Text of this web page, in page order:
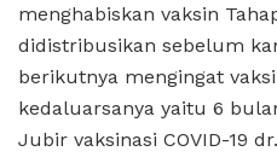
menghabiskan vaksin
didistribusikan sebelum
berikutnya mengingat
kedaluarsanya yaitu 6
Jubir vaksinasi COVID-19